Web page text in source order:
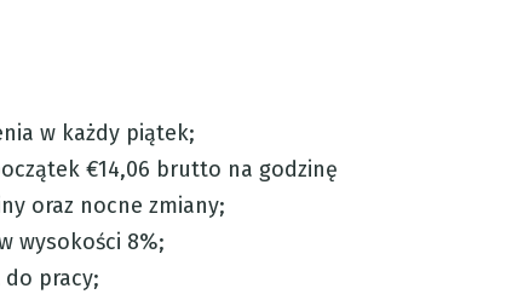
w każdy piątek;
€14,06 brutto na godzinę
oraz nocne zmiany;
wysokości 8%;
pracy;